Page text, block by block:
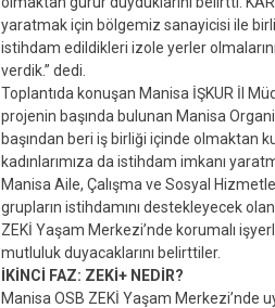
yaratmak için bölgemiz sanayicisi ile
istihdam edildikleri izole yerler
verdik.” dedi.
Toplantıda konuşan Manisa İŞKUR İl
projenin başında bulunan Manisa
başından beri iş birliği içinde olmaktan
kadınlarımıza da istihdam imkanı
Manisa Aile, Çalışma ve Sosyal
grupların istihdamını destekleyecek
ZEKİ Yaşam Merkezi’nde korumalı
mutluluk duyacaklarını belirttiler.
İKİNCİ FAZ: ZEKİ+ NEDİR?
Manisa OSB ZEKİ Yaşam Merkezi’nde